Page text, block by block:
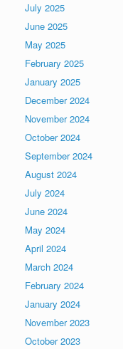
July 2025
June 2025
May 2025
February 2025
January 2025
December 2024
November 2024
October 2024
September 2024
August 2024
July 2024
June 2024
May 2024
April 2024
March 2024
February 2024
January 2024
November 2023
October 2023